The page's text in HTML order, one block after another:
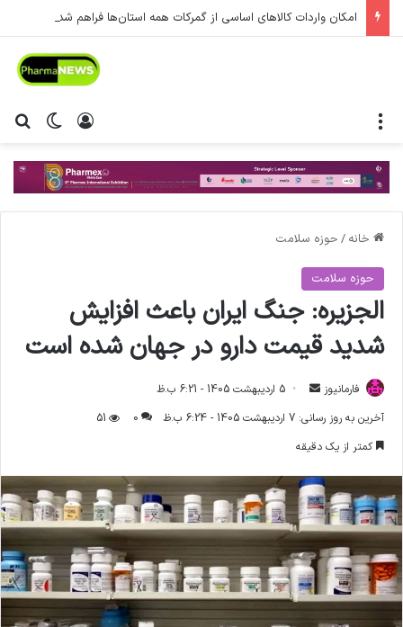
امکان واردات کالاهای اساسی از گمرکات همه استان‌ها فراهم شد.
تغییر ورود
خانه / حوزه سلامت
حوزه سلامت
الجزیره: جنگ ایران باعث افزایش
شدید قیمت دارو در جهان شده است
فارمانیوز
ا
ل
ا
ی
م
ی
ل
5 اردیبهشت 1405 - 6:21 ب.ظ
آخرین به روز رسانی: 7 اردیبهشت 1405 - 6:24 ب.ظ
0
51
کمتر از یک دقیقه